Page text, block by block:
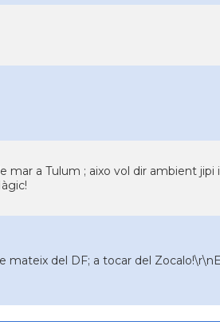
mar a Tulum ; aixo vol dir ambient
mateix del DF; a tocar del